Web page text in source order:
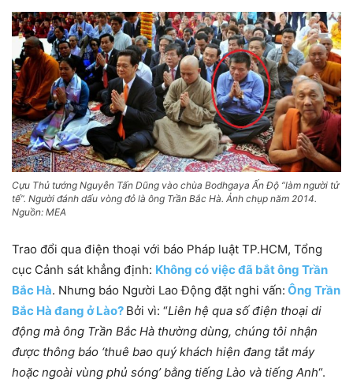
Cựu Thủ tướng Nguyễn Tấn Dũng vào chùa Bodhgaya Ấn Độ “làm người tử
tế”. Người đánh dấu vòng đỏ là ông Trần Bắc Hà. Ảnh chụp năm 2014.
Nguồn: MEA
Trao đổi qua điện thoại với báo Pháp luật TP.HCM, Tổng
cục Cảnh sát khẳng định: Không có việc đã bắt ông Trần
Bắc Hà. Nhưng báo Người Lao Động đặt nghi vấn: Ông Trần
Bắc Hà đang ở Lào? Bởi vì: “Liên hệ qua số điện thoại di
động mà ông Trần Bắc Hà thường dùng, chúng tôi nhận
được thông báo ‘thuê bao quý khách hiện đang tắt máy
hoặc ngoài vùng phủ sóng’ bằng tiếng Lào và tiếng Anh“.